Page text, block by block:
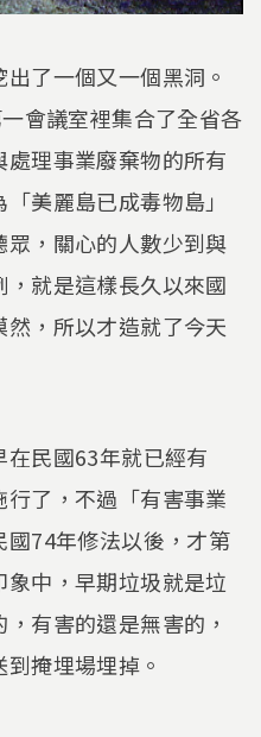
了一個又一個黑洞。
會議室裡集合了全省各
理事業廢棄物的所有
美麗島已成毒物島」
，關心的人數少到與
就是這樣長久以來國
，所以才造就了今天
民國63年就已經有
行了，不過「有害事業
74年修法以後，才第
中，早期垃圾就是垃
有害的還是無害的，
掩埋場埋掉。